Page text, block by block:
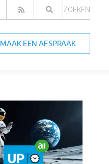
ZOEKEN
MAAK EEN AFSPRAAK